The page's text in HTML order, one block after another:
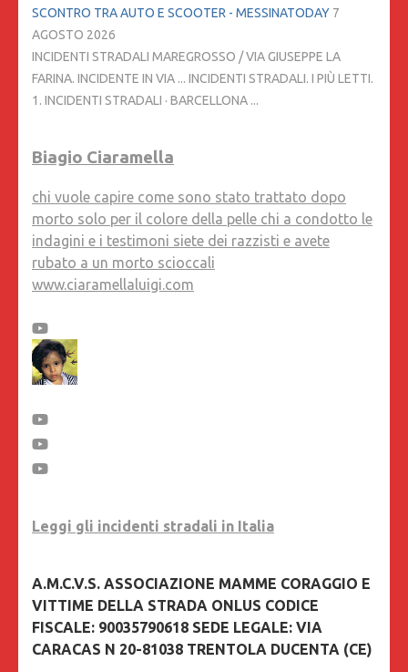
SCONTRO TRA AUTO E SCOOTER - MESSINATODAY 7
AGOSTO 2026
INCIDENTI STRADALI MAREGROSSO / VIA GIUSEPPE LA
FARINA. INCIDENTE IN VIA ... INCIDENTI STRADALI. I PIÙ LETTI.
1. INCIDENTI STRADALI · BARCELLONA ...
Biagio Ciaramella
chi vuole capire come sono stato trattato dopo
morto solo per il colore della pelle chi a condotto le
indagini e i testimoni siete dei razzisti e avete
rubato a un morto scioccali
www.ciaramellaluigi.com
Leggi gli incidenti stradali in Italia
A.M.C.V.S. ASSOCIAZIONE MAMME CORAGGIO E
VITTIME DELLA STRADA ONLUS CODICE
FISCALE: 90035790618 SEDE LEGALE: VIA
CARACAS N 20-81038 TRENTOLA DUCENTA (CE)